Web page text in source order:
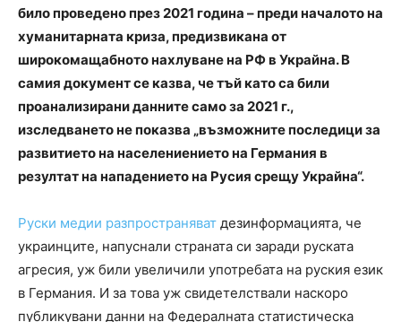
било проведено през 2021 година – преди началото на
хуманитарната криза, предизвикана от
широкомащабното нахлуване на РФ в Украйна. В
самия документ се казва, че тъй като са били
проанализирани данните само за 2021 г.,
изследването не показва „възможните последици за
развитието на населениението на Германия в
резултат на нападението на Русия срещу Украйна“.
Руски медии разпространяват дезинформацията, че
украинците, напуснали страната си заради руската
агресия, уж били увеличили употребата на руския език
в Германия. И за това уж свидетелствали наскоро
публикувани данни на Федералната статистическа